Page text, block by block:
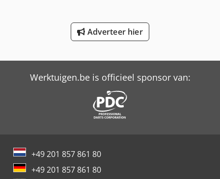
Adverteer hier
Werktuigen.be is officieel sponsor van:
+49 201 857 861 80
+49 201 857 861 80